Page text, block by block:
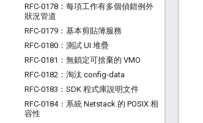
RFC-0178：每項工作有多個偵錯例外
狀況管道
RFC-0179：基本剪貼簿服務
RFC-0180：測試 UI 堆疊
RFC-0181：無鎖定可捨棄的 VMO
RFC-0182：淘汰 config-data
RFC-0183：SDK 程式庫說明文件
RFC-0184：系統 Netstack 的 POSIX 相
容性